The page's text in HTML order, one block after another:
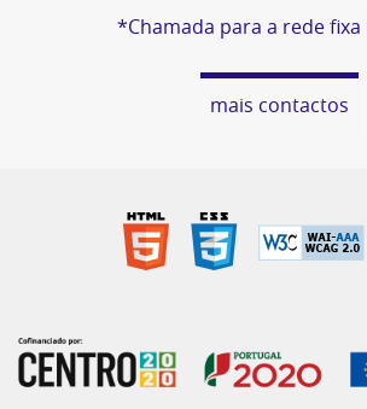
*Chamada para a rede fixa
mais contactos